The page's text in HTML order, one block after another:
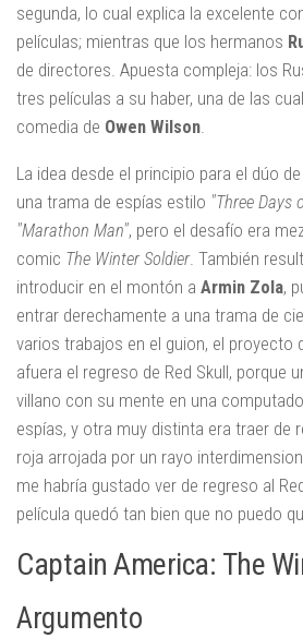
segunda, lo cual explica la excelente
películas; mientras que los hermanos
de directores. Apuesta compleja: los
tres películas a su haber, una de las
comedia de Owen Wilson
La idea desde el principio para el dúo
una trama de espías estilo "Three Days
"Marathon Man", pero el desafío era
comic The Winter Soldier . También
introducir en el montón a Armin Zola,
entrar derechamente a una trama de
varios trabajos en el guion, el proyecto
afuera el regreso de Red Skull, porque
villano con su mente en una
espías, y otra muy distinta era traer de
roja arrojada por un rayo
me habría gustado ver de regreso al
película quedó tan bien que no puedo
Captain America: The
Argumento